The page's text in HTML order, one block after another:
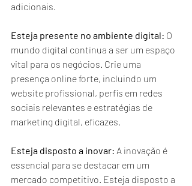
adicionais.
Esteja presente no ambiente digital: O
mundo digital continua a ser um espaço
vital para os negócios. Crie uma
presença online forte, incluindo um
website profissional, perfis em redes
sociais relevantes e estratégias de
marketing digital, eficazes.
Esteja disposto a inovar: A inovação é
essencial para se destacar em um
mercado competitivo. Esteja disposto a